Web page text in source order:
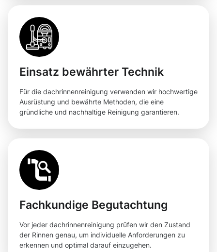
Einsatz bewährter Technik
Für die dachrinnenreinigung verwenden wir hochwertige
Ausrüstung und bewährte Methoden, die eine
gründliche und nachhaltige Reinigung garantieren.
Fachkundige Begutachtung
Vor jeder dachrinnenreinigung prüfen wir den Zustand
der Rinnen genau, um individuelle Anforderungen zu
erkennen und optimal darauf einzugehen.